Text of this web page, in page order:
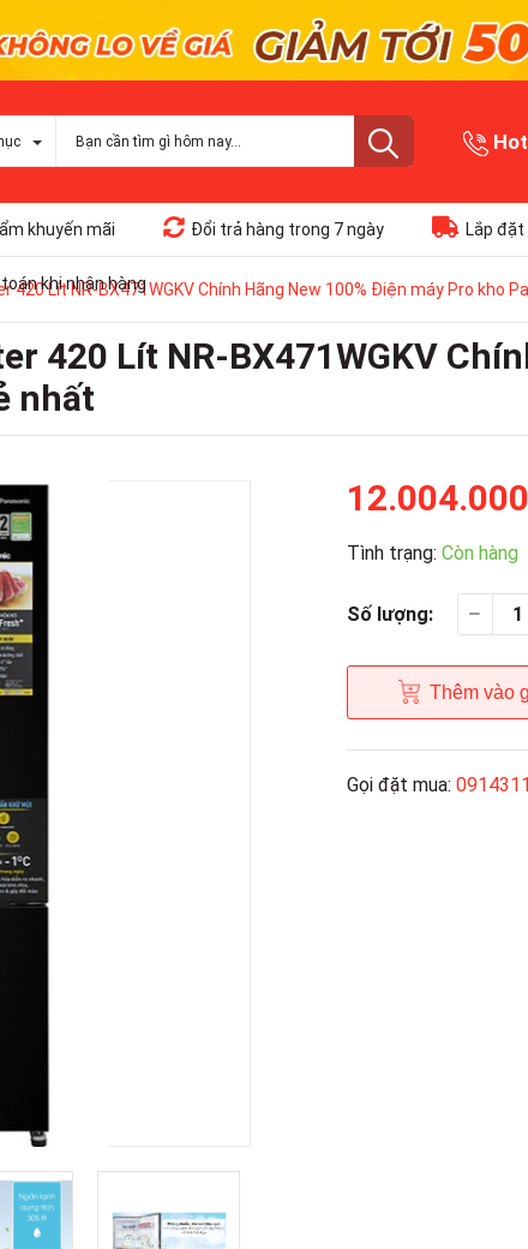
khuyến mãi Đổi trả hàng trong 7 ngày Lắp đặt
khi nhận hàng
420 Lít NR-BX471WGKV Chính Hãng New 100% Điện máy Pro kho
420 Lít NR-BX471WGKV
nhất
Tình trạng: Còn hàng
Số lượng:
Thêm vào
Gọi đặt mua: